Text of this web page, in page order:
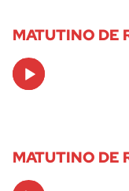
MATUTINO DE
Audio
Player
MATUTINO DE
Audio